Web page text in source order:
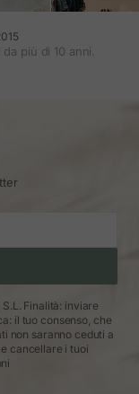
più di 10 anni.
Finalità: inviare
il tuo consenso, che
non saranno ceduti a
cancellare i tuoi